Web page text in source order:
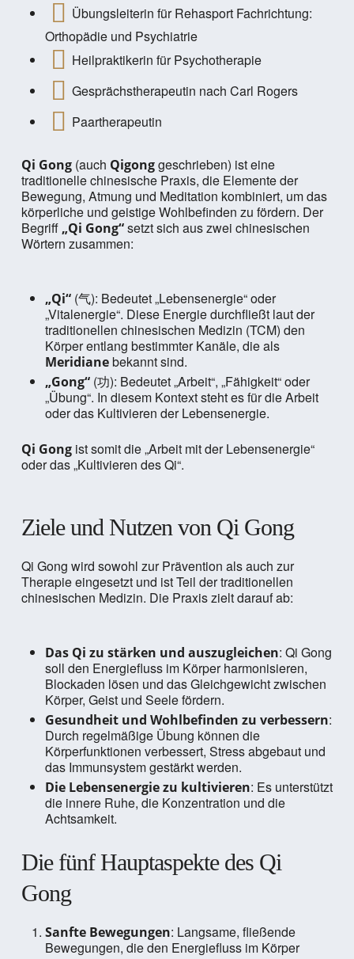
Übungsleiterin für Rehasport Fachrichtung:
Orthopädie und Psychiatrie
Heilpraktikerin für Psychotherapie
Gesprächstherapeutin nach Carl Rogers
Paartherapeutin
Qi Gong(auch Qigonggeschrieben) ist eine
traditionelle chinesische Praxis, die Elemente der
Bewegung, Atmung und Meditation kombiniert, um das
körperliche und geistige Wohlbefinden zu fördern. Der
Begriff „Qi Gong“setzt sich aus zwei chinesischen
Wörtern zusammen:
„Qi“(气): Bedeutet „Lebensenergie“ oder
„Vitalenergie“. Diese Energie durchfließt laut der
traditionellen chinesischen Medizin (TCM) den
Körper entlang bestimmter Kanäle, die als
Meridianebekannt sind.
„Gong“(功): Bedeutet „Arbeit“, „Fähigkeit“ oder
„Übung“. In diesem Kontext steht es für die Arbeit
oder das Kultivieren der Lebensenergie.
Qi Gongist somit die „Arbeit mit der Lebensenergie“
oder das „Kultivieren des Qi“.
Ziele und Nutzen von Qi Gong
Qi Gong wird sowohl zur Prävention als auch zur
Therapie eingesetzt und ist Teil der traditionellen
chinesischen Medizin. Die Praxis zielt darauf ab:
Das Qi zu stärken und auszugleichen: Qi Gong
soll den Energiefluss im Körper harmonisieren,
Blockaden lösen und das Gleichgewicht zwischen
Körper, Geist und Seele fördern.
Gesundheit und Wohlbefinden zu verbessern:
Durch regelmäßige Übung können die
Körperfunktionen verbessert, Stress abgebaut und
das Immunsystem gestärkt werden.
Die Lebensenergie zu kultivieren: Es unterstützt
die innere Ruhe, die Konzentration und die
Achtsamkeit.
Die fünf Hauptaspekte des Qi
Gong
Sanfte Bewegungen: Langsame, fließende
Bewegungen, die den Energiefluss im Körper